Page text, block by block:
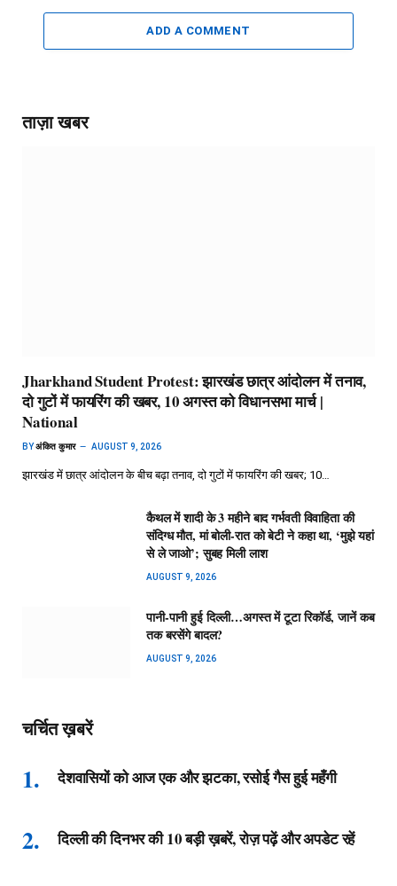
ADD A COMMENT
ताज़ा खबर
Jharkhand Student Protest: झारखंड छात्र आंदोलन में तनाव,
दो गुटों में फायरिंग की खबर, 10 अगस्त को विधानसभा मार्च |
National
BYअंकित कुमार AUGUST 9, 2026
झारखंड में छात्र आंदोलन के बीच बढ़ा तनाव, दो गुटों में फायरिंग की खबर; 10…
कैथल में शादी के 3 महीने बाद गर्भवती विवाहिता की
संदिग्ध मौत, मां बोली-रात को बेटी ने कहा था, ‘मुझे यहां
से ले जाओ’; सुबह मिली लाश
AUGUST 9, 2026
पानी-पानी हुई दिल्ली…अगस्त में टूटा रिकॉर्ड, जानें कब
तक बरसेंगे बादल?
AUGUST 9, 2026
चर्चित ख़बरें
देशवासियों को आज एक और झटका, रसोई गैस हुई महँगी
दिल्ली की दिनभर की 10 बड़ी ख़बरें, रोज़ पढ़ें और अपडेट रहें